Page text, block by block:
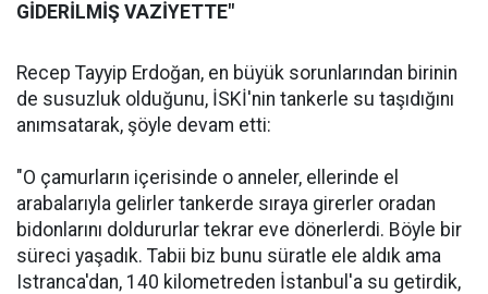
GİDERİLMİŞ VAZİYETTE"
Recep Tayyip Erdoğan, en büyük sorunlarından birinin
de susuzluk olduğunu, İSKİ'nin tankerle su taşıdığını
anımsatarak, şöyle devam etti:
"O çamurların içerisinde o anneler, ellerinde el
arabalarıyla gelirler tankerde sıraya girerler oradan
bidonlarını doldururlar tekrar eve dönerlerdi. Böyle bir
süreci yaşadık. Tabii biz bunu süratle ele aldık ama
Istranca'dan, 140 kilometreden İstanbul'a su getirdik,